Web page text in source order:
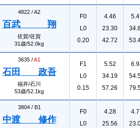
4822 /A2
百武 翔
佐賀/佐賀
31歳/52.0kg
F0
L0
0.20
4.46
23.30
42.72
3635 /A1
石田 政吾
福井/石川
53歳/52.1kg
F1
L0
0.15
5.52
34.19
57.26
3804 / B1
中渡 修作
F0
L0
4.28
25.56